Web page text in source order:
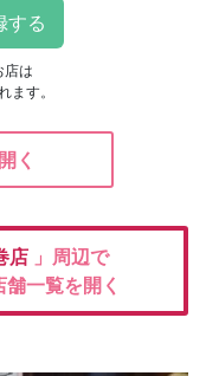
店は
ます。
く
店 」周辺で
一覧を開く